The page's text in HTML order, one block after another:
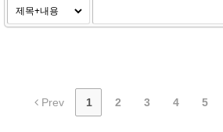
Prev 1 2 3 4 5